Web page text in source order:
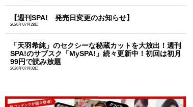
【週刊SPA! 発売日変更のお知らせ】
2026年07月28日
「天羽希純」のセクシーな秘蔵カットを大放出！週刊
SPA!のサブスク「MySPA!」続々更新中！初回は初月
99円で読み放題
2026年07月03日